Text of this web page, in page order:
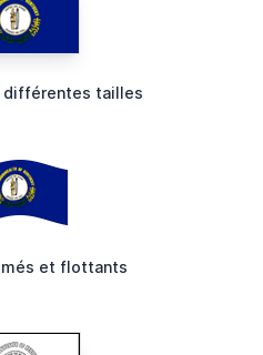
différentes tailles
et flottants